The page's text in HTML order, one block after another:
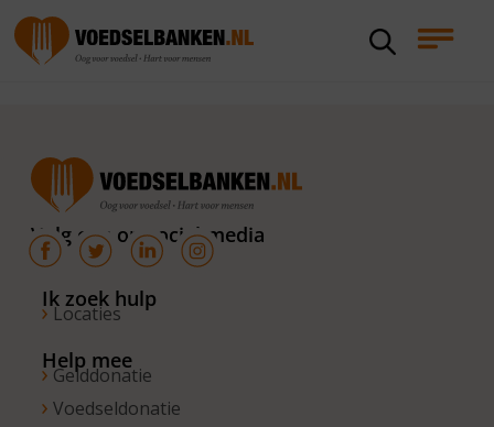
Volg ons op social media
Ik zoek hulp
Locaties
Help mee
Gelddonatie
Voedseldonatie